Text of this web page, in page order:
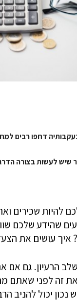
בעקבותיה דחפו
שיש לעשות בצורה
להיות שכירים
שהידע שלכם
איך עושים את
הרעיון. גם אם
זה לפני שאתם
נכון יכול